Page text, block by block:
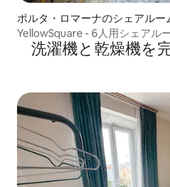
ポルタ・ロマーナのシェアルー
YellowSquare - 6人用シェアル
専用バスルーム付き
洗濯機と乾燥機を